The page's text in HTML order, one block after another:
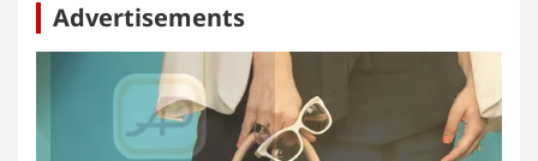
Advertisements